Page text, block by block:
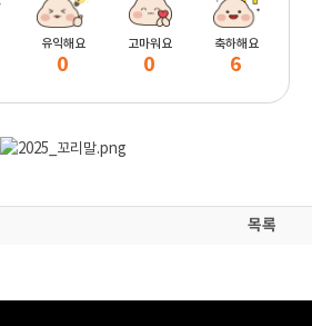
유익해요
0
고마워요
0
축하해요
6
목록